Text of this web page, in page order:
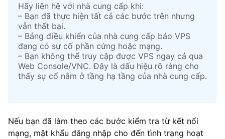
Hãy liên hệ với nhà cung cấp khi:
– Bạn đã thực hiện tất cả các bước trên nhưng
vẫn thất bại.
– Bảng điều khiển của nhà cung cấp báo VPS
đang có sự cố phần cứng hoặc mạng.
– Bạn không thể truy cập được VPS ngay cả qua
Web Console/VNC. Đây là dấu hiệu rõ ràng cho
thấy sự cố nằm ở tầng hạ tầng của nhà cung cấp.
Nếu bạn đã làm theo các bước kiểm tra từ kết nối
mạng, mật khẩu đăng nhập cho đến tình trạng hoạt